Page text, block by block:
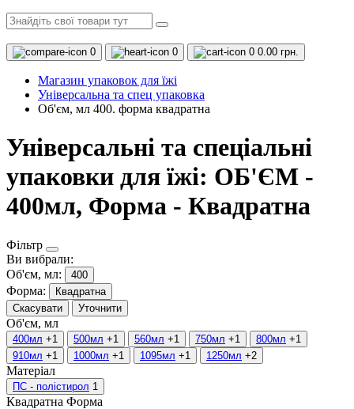
0 0 0 0.00 грн.
Магазин упаковок для їжі
Універсальна та спец упаковка
Об'єм, мл 400. форма квадратна
Універсальні та спеціальні
упаковки для їжі: ОБ'ЄМ -
400мл, Форма - Квадратна
Фільтр
Ви вибрали:
Об'єм, мл:
400
Форма:
Квадратна
Скасувати
Уточнити
Об'єм, мл
400мл +1 500мл +1 560мл +1 750мл +1 800мл +1
910мл +1 1000мл +1 1095мл +1 1250мл +2
Матеріал
ПС - полістирол 1
Квадратна Форма